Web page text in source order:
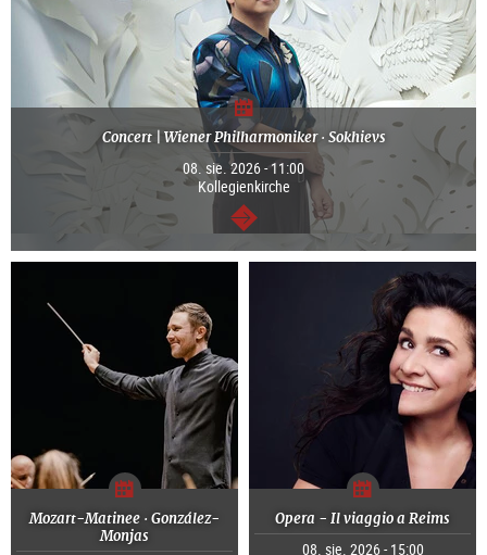
Concert | Wiener Philharmoniker · Sokhievs
08. sie. 2026 - 11:00
Kollegienkirche
dalej
Mozart-Matinee · González-
Monjas
Opera - Il viaggio a Reims
08. sie. 2026 - 15:00